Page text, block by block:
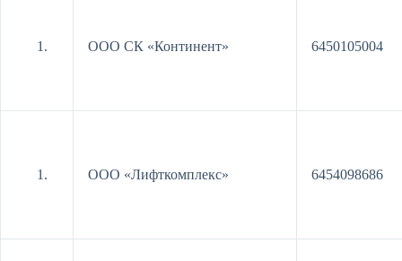
ООО СК «Континент» 6450105004
ООО «Лифткомплекс» 6454098686